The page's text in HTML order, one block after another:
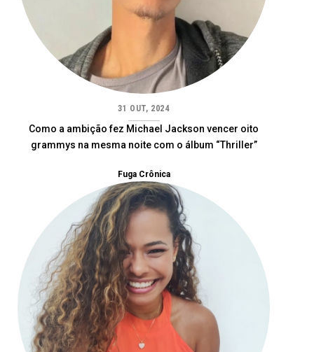
31 OUT, 2024
Como a ambição fez Michael Jackson vencer oito
grammys na mesma noite com o álbum “Thriller”
Fuga Crônica